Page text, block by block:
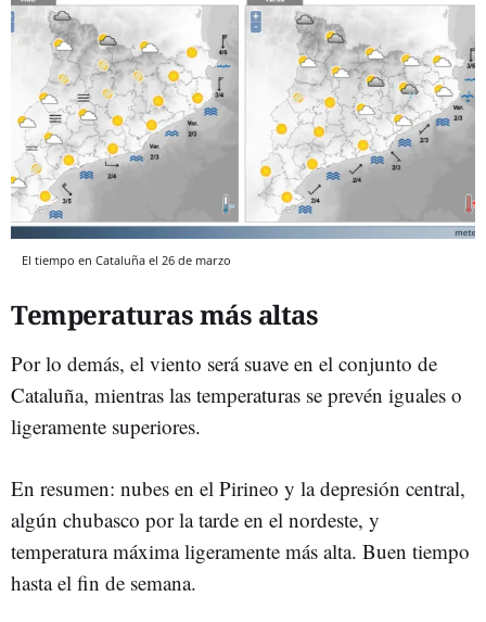
El tiempo en Cataluña el 26 de marzo
Temperaturas más altas
Por lo demás, el viento será suave en el conjunto de
Cataluña, mientras las temperaturas se prevén iguales o
ligeramente superiores.
En resumen: nubes en el Pirineo y la depresión central,
algún chubasco por la tarde en el nordeste, y
temperatura máxima ligeramente más alta. Buen tiempo
hasta el fin de semana.